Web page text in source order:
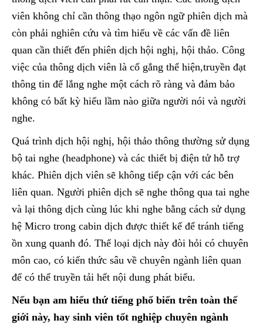
viên không chỉ cần thông thạo ngôn ngữ phiên dịch mà
còn phải nghiên cứu và tìm hiểu về các vấn đề liên
quan cần thiết đến phiên dịch hội nghị, hội thảo. Công
việc của thông dịch viên là cố gắng thể hiện,truyền đạt
thông tin để lắng nghe một cách rõ ràng và đảm bảo
không có bất kỳ hiểu lầm nào giữa người nói và người
nghe.
Quá trình dịch hội nghị, hội thảo thông thường sử dụng
bộ tai nghe (headphone) và các thiết bị điện tử hỗ trợ
khác. Phiên dịch viên sẽ không tiếp cận với các bên
liên quan. Người phiên dịch sẽ nghe thông qua tai nghe
và lại thông dịch cùng lúc khi nghe bằng cách sử dụng
hệ Micro trong cabin dịch được thiết kế để tránh tiếng
ồn xung quanh đó. Thể loại dịch này đòi hỏi có chuyên
môn cao, có kiến thức sâu về chuyên ngành liên quan
để có thể truyền tải hết nội dung phát biểu.
Nếu bạn am hiểu thứ tiếng phổ biến trên toàn thế
giới này, hay sinh viên tốt nghiệp chuyên ngành